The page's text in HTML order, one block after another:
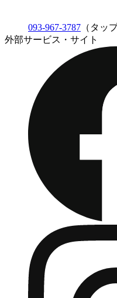
093-967-3787 （タッ
外部サービス・サイト